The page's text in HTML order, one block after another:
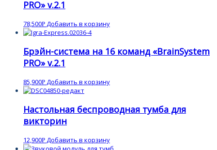
PRO» v.2.1
78,500Р Добавить в корзину
Брэйн-система на 16 команд «BrainSystem
PRO» v.2.1
85,900Р Добавить в корзину
Настольная беспроводная тумба для
викторин
12,900Р Добавить в корзину